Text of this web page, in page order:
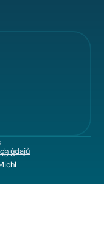
údajů
SE